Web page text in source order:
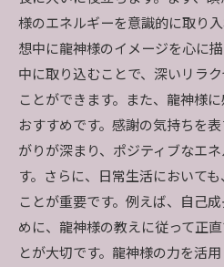
様のエネルギーを意識的に取り
想中に龍神様のイメージを心に
中に取り込むことで、深いリラ
ことができます。また、龍神様
おすすめです。感謝の気持ちを
がりが深まり、ポジティブなエ
す。さらに、日常生活において
ことが重要です。例えば、自己
めに、龍神様の教えに従って正
とが大切です。龍神様の力を活